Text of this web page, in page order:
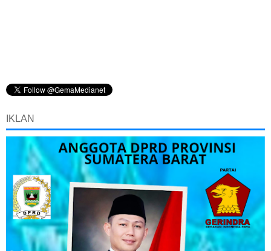
IKLAN